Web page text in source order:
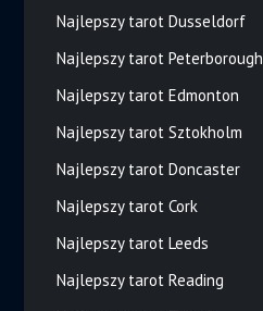
Najlepszy tarot Dusseldorf
Najlepszy tarot Peterborough
Najlepszy tarot Edmonton
Najlepszy tarot Sztokholm
Najlepszy tarot Doncaster
Najlepszy tarot Cork
Najlepszy tarot Leeds
Najlepszy tarot Reading